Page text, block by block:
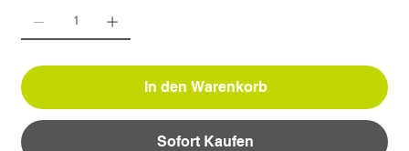
In den Warenkorb
Sofort Kaufen